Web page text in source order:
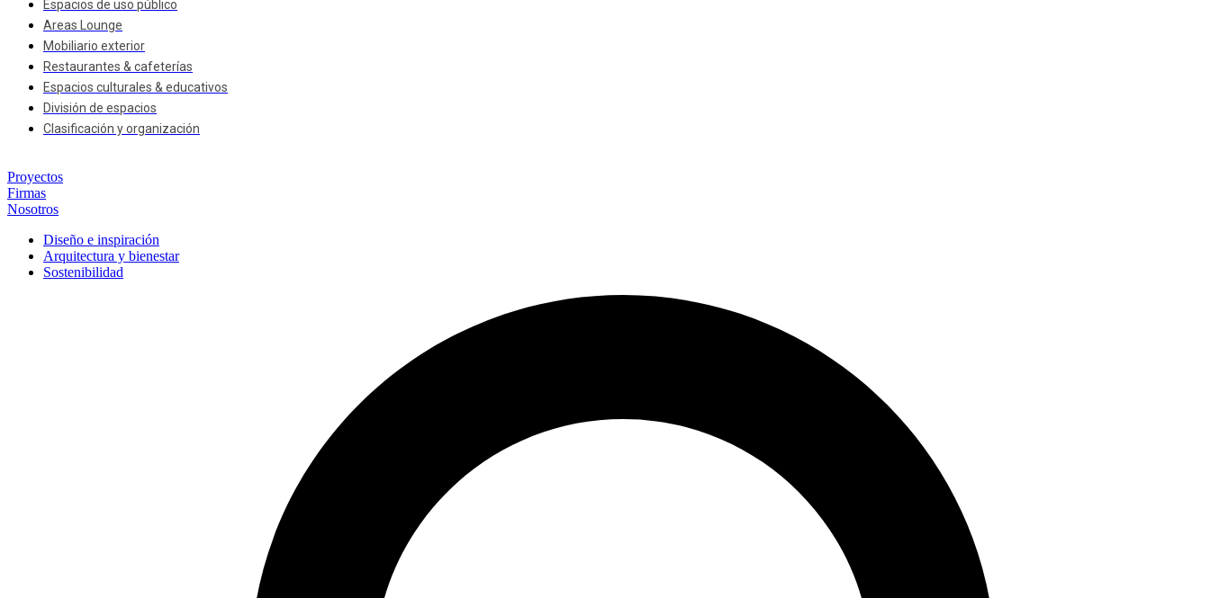
Espacios de uso público
Areas Lounge
Mobiliario exterior
Restaurantes & cafeterías
Espacios culturales & educativos
División de espacios
Clasificación y organización
Proyectos
Firmas
Nosotros
Diseño e inspiración
Arquitectura y bienestar
Sostenibilidad